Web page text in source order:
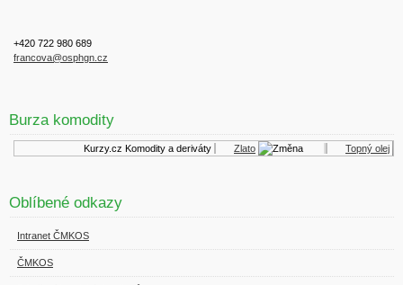
+420 722 980 689
francova@osphgn.cz
Burza komodity
Kurzy.cz Komodity a deriváty Zlato Topný olej
Oblíbené odkazy
Intranet ČMKOS
ČMKOS